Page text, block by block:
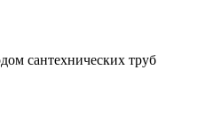
сантехнических труб